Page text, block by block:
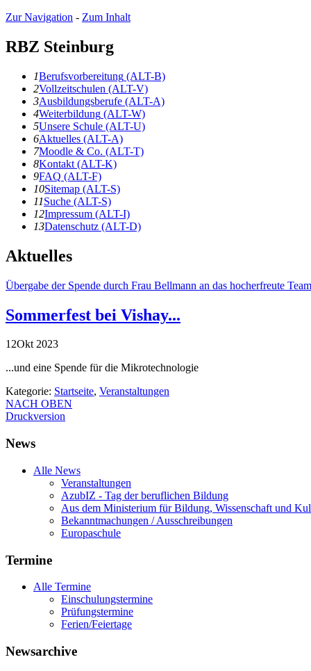
Zur Navigation - Zum Inhalt
RBZ Steinburg
1Berufsvorbereitung (ALT-B)
2Vollzeitschulen (ALT-V)
3Ausbildungsberufe (ALT-A)
4Weiterbildung (ALT-W)
5Unsere Schule (ALT-U)
6Aktuelles (ALT-A)
7Moodle & Co. (ALT-T)
8Kontakt (ALT-K)
9FAQ (ALT-F)
10Sitemap (ALT-S)
11Suche (ALT-S)
12Impressum (ALT-I)
13Datenschutz (ALT-D)
Aktuelles
Übergabe der Spende durch Frau Bellmann an das hocherfreute
Sommerfest bei Vishay...
12Okt 2023
...und eine Spende für die Mikrotechnologie
Kategorie: Startseite, Veranstaltungen
NACH OBEN
Druckversion
News
Alle News
Veranstaltungen
AzubIZ - Tag der beruflichen Bildung
Aus dem Ministerium für Bildung, Wissenschaft und
Bekanntmachungen / Ausschreibungen
Europaschule
Termine
Alle Termine
Einschulungstermine
Prüfungstermine
Ferien/Feiertage
Newsarchive